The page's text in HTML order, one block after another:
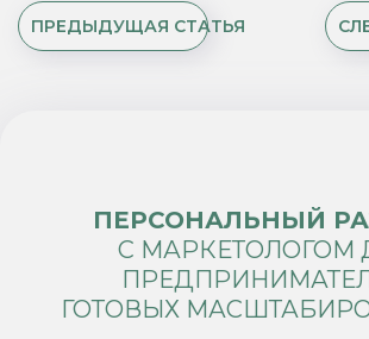
ПРЕДЫДУЩАЯ СТАТЬЯ
ПЕРСОНАЛЬНЫЙ
С МАРКЕТОЛОГОМ
ГОТОВЫХ